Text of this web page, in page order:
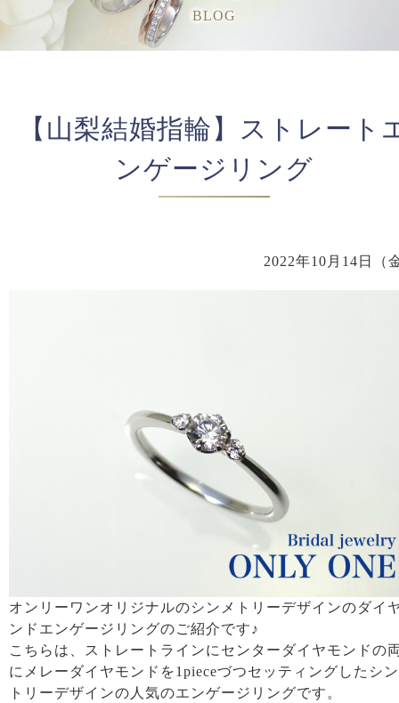
BLOG
【山梨結婚指輪】ストレート
ンゲージリング
2022年10月14日（
オンリーワンオリジナルのシンメトリーデザインのダイ
ンドエンゲージリングのご紹介です♪
こちらは、ストレートラインにセンターダイヤモンドの
にメレーダイヤモンドを1pieceづつセッティングしたシ
トリーデザインの人気のエンゲージリングです。